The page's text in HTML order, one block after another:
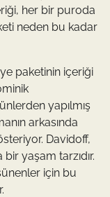
her bir puroda
neden bu kadar
paketinin içeriği
yapılmış
arkasında
Davidoff,
yaşam tarzıdır.
için bu